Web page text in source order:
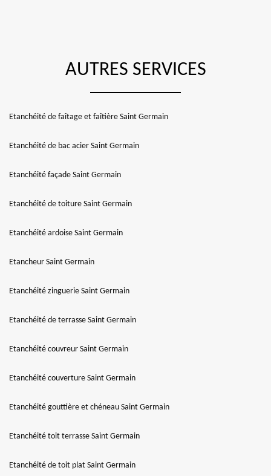
AUTRES SERVICES
Etanchéité de faîtage et faîtière Saint Germain
Etanchéité de bac acier Saint Germain
Etanchéité façade Saint Germain
Etanchéité de toiture Saint Germain
Etanchéité ardoise Saint Germain
Etancheur Saint Germain
Etanchéité zinguerie Saint Germain
Etanchéité de terrasse Saint Germain
Etanchéité couvreur Saint Germain
Etanchéité couverture Saint Germain
Etanchéité gouttière et chéneau Saint Germain
Etanchéité toit terrasse Saint Germain
Etanchéité de toit plat Saint Germain